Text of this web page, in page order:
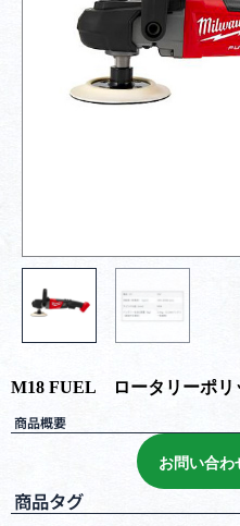
M18 FUEL ロータリーポリ
商品概要
お問い合
商品タグ